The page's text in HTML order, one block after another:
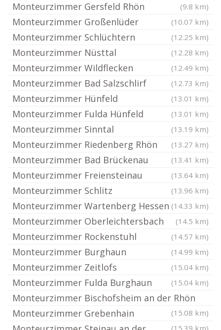
Monteurzimmer Gersfeld Rhön (9.8 km)
Monteurzimmer Großenlüder (10.07 km)
Monteurzimmer Schlüchtern (12.25 km)
Monteurzimmer Nüsttal (12.28 km)
Monteurzimmer Wildflecken (12.49 km)
Monteurzimmer Bad Salzschlirf (12.73 km)
Monteurzimmer Hünfeld (13.01 km)
Monteurzimmer Fulda Hünfeld (13.01 km)
Monteurzimmer Sinntal (13.19 km)
Monteurzimmer Riedenberg Rhön (13.27 km)
Monteurzimmer Bad Brückenau (13.41 km)
Monteurzimmer Freiensteinau (13.64 km)
Monteurzimmer Schlitz (13.96 km)
Monteurzimmer Wartenberg Hessen (14.33 km)
Monteurzimmer Oberleichtersbach (14.5 km)
Monteurzimmer Rockenstuhl (14.57 km)
Monteurzimmer Burghaun (14.99 km)
Monteurzimmer Zeitlofs (15.04 km)
Monteurzimmer Fulda Burghaun (15.04 km)
Monteurzimmer Bischofsheim an der Rhön
(15.08 km)
Monteurzimmer Grebenhain
(15.39 km)